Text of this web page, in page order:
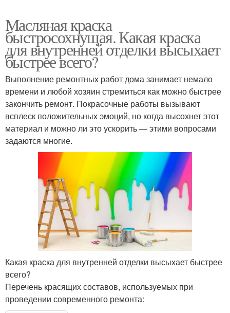
Масляная краска
быстросохнущая. Какая краска
для внутренней отделки высыхает
быстрее всего?
Выполнение ремонтных работ дома занимает немало
времени и любой хозяин стремиться как можно быстрее
закончить ремонт. Покрасочные работы вызывают
всплеск положительных эмоций, но когда высохнет этот
материал и можно ли это ускорить — этими вопросами
задаются многие.
Какая краска для внутренней отделки высыхает быстрее
всего?
Перечень красящих составов, используемых при
проведении современного ремонта: